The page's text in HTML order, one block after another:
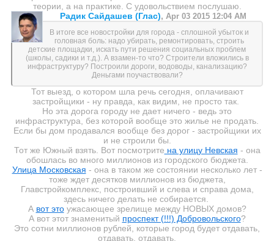
теории, а на практике. С удовольствием послушаю.
Радик Сайдашев (Глас), Apr 03 2015 12:04 AM
В итоге все новостройки для города - сплошной убыток и
головная боль: надо убирать, ремонтировать, строить
детские площадки, искать пути решения социальных проблем
(школы, садики и т.д.). А взамен-то что? Строители вложились в
инфраструктуру? Построили дороги, водоводы, канализацию?
Деньгами поучаствовали?
Тот выезд, о котором шла речь сегодня, оплачивают
застройщики - ну правда, как видим, не просто так.
Но эта дорога городу не дает ничего - ведь это
инфраструктура, без которой вообще это жилье не продать.
Если бы дом продавался вообще без дорог - застройщики их
и не строили бы.
Тот же Южный взять. Вот посмотрите на улицу Невская - она
обошлась во много миллионов из городского бюджета.
Улица Московская - она в таком же состоянии несколько лет -
тоже ждет десятков миллионов из бюджета,
Главстройкомплекс, построивший и слева и справа дома,
здесь ничего делать не собирается.
А вот этоужасающее зрелище между НОВЫХ домов?
А вот этот знаменитый проспект (!!!) Добровольского?
Это сотни миллионов рублей, которые город будет отдавать,
отдавать, отдавать.